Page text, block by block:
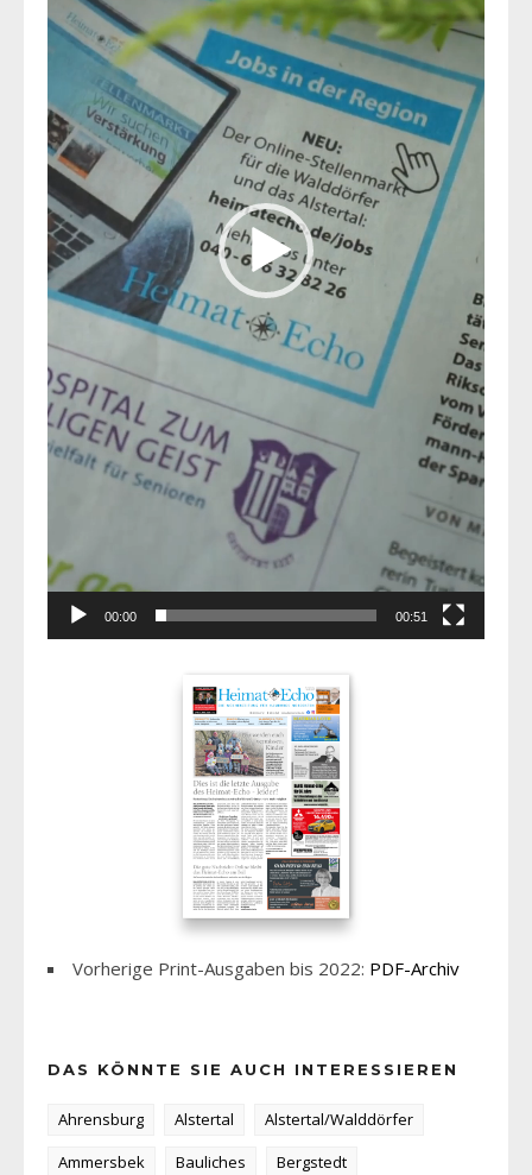
00:00 00:51
Vorherige Print-Ausgaben bis 2022: PDF-Archiv
DAS KÖNNTE SIE AUCH INTERESSIEREN
Ahrensburg Alstertal
Alstertal/Walddörfer
Ammersbek
Bauliches
Bergstedt